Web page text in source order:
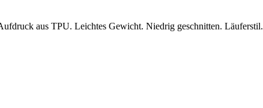
aus TPU. Leichtes Gewicht. Niedrig geschnitten. Läuferstil.